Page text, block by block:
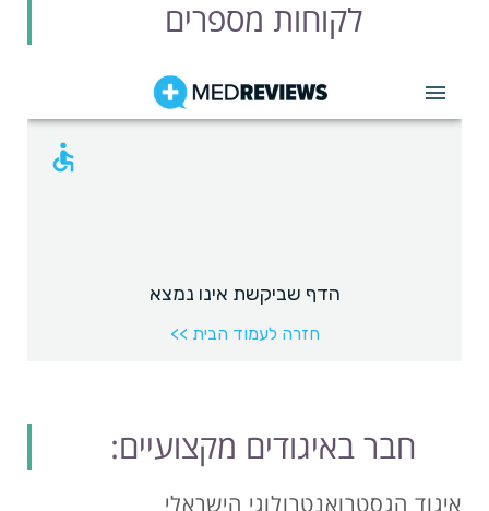
לקוחות מספרים
חבר באיגודים מקצועיים:
איגוד הגסטרואנטרולוגי הישראלי